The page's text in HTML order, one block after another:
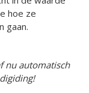
hoe ze
gaan.
nu automatisch